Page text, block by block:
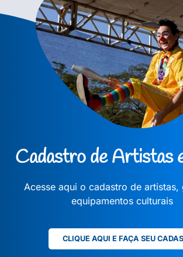
Cadastro de Artistas
Acesse aqui o cadastro de artistas,
equipamentos culturais
CLIQUE AQUI E FAÇA SEU